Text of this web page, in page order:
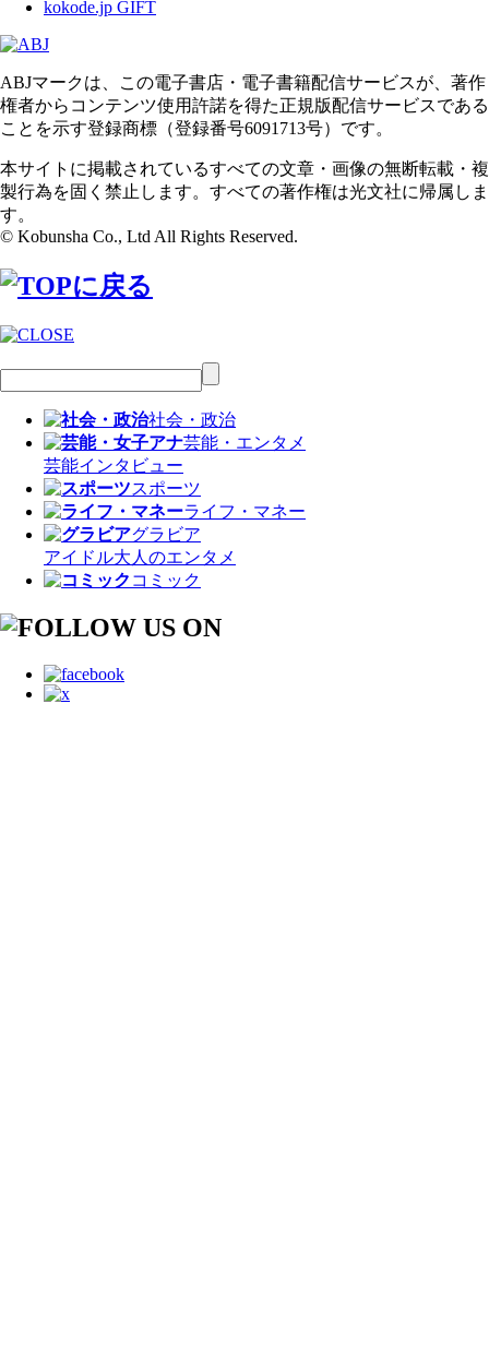
kokode.jp GIFT
ABJマークは、この電子書店・電子書籍配信サービスが、著作
権者からコンテンツ使用許諾を得た正規版配信サービスである
ことを示す登録商標（登録番号6091713号）です。
本サイトに掲載されているすべての文章・画像の無断転載・複
製行為を固く禁止します。すべての著作権は光文社に帰属しま
す。
© Kobunsha Co., Ltd All Rights Reserved.
社会・政治
芸能・エンタメ
芸能インタビュー
スポーツ
ライフ・マネー
グラビア
アイドル大人のエンタメ
コミック